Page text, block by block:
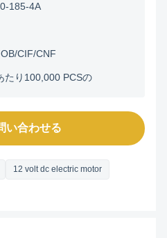
185-4A
CIF/CNF
たり100,000 PCSの
い合わせる
12 volt dc electric motor